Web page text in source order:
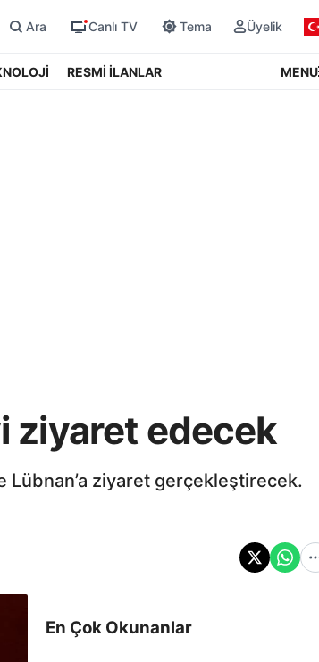
Ara Canlı TV Tema Üyelik
RESMİ İLANLAR MENU
ziyaret edecek
Lübnan’a ziyaret gerçekleştirecek.
En Çok Okunanlar